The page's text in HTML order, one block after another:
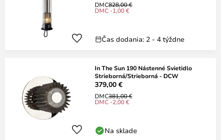
DMC828,00 €
DMC -1,00 €
Čas dodania: 2 - 4 týždne
In The Sun 190 Nástenné Svietidlo
Strieborná/Strieborná - DCW
379,00 €
DMC381,00 €
DMC -2,00 €
Na sklade